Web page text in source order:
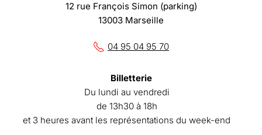
12 rue François Simon (parking)
13003 Marseille
04 95 04 95 70
Billetterie
Du lundi au vendredi
de 13h30 à 18h
et 3 heures avant les représentations du week-end